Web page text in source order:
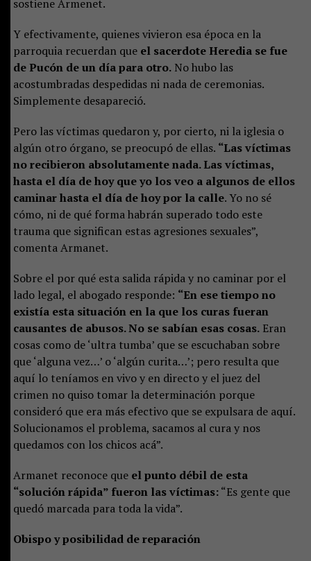
sostiene Armenet.
Y efectivamente, quienes vivieron esa época en la
parroquia recuerdan que el sacerdote Heredia se fue
de Pucón de un día para otro.No hubo las
acostumbradas despedidas ni nada de ceremonias.
Simplemente desapareció.
Pero las víctimas quedaron y, por cierto, ni la iglesia o
algún otro órgano, se preocupó de ellas. “Las víctimas
no recibieron absolutamente nada. Las víctimas,
hasta el día de hoy que yo los veo a algunos de ellos
caminar hasta el día de hoy por la calle. Yo no sé
cómo, ni de qué forma habrán superado todo este
trauma que significan estas agresiones sexuales”,
comenta Armanet.
Sobre el por qué esta salida rápida y no caminar por el
lado legal, el abogado responde: “En ese tiempo no
existía esta situación en la que los curas fueran
causantes de abusos. No se sabían esas cosas.Eran
cosas como de ‘ultra tumba’ que se escuchaban sobre
que ‘alguna vez…’ o ‘algún curita…’; pero resulta que
aquí lo teníamos en vivo y en directo y el juez del
crimen no quiso tomar la determinación porque
consideró que era más efectivo que se expulsara de aquí.
Solucionamos el problema, sacamos al cura y nos
quedamos con los chicos acá”.
Armanet reconoce que el punto débil de esta
“solución rápida” fueron las víctimas:“Es gente que
quedó marcada para toda la vida”.
Obispo y posibilidad de reparación